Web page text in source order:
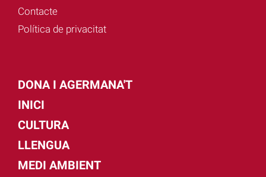
Contacte
Política de privacitat
DONA I AGERMANA'T
INICI
CULTURA
LLENGUA
MEDI AMBIENT